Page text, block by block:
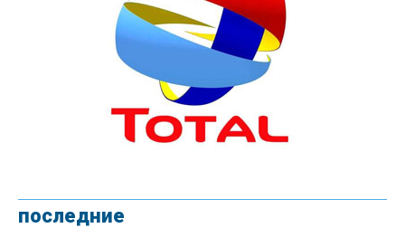
последние